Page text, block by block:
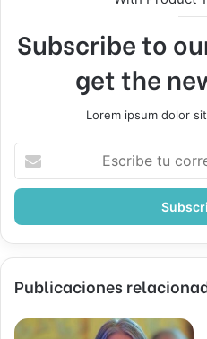
Subscribe to
get the
Lorem ipsum dolor
correo
Publicaciones